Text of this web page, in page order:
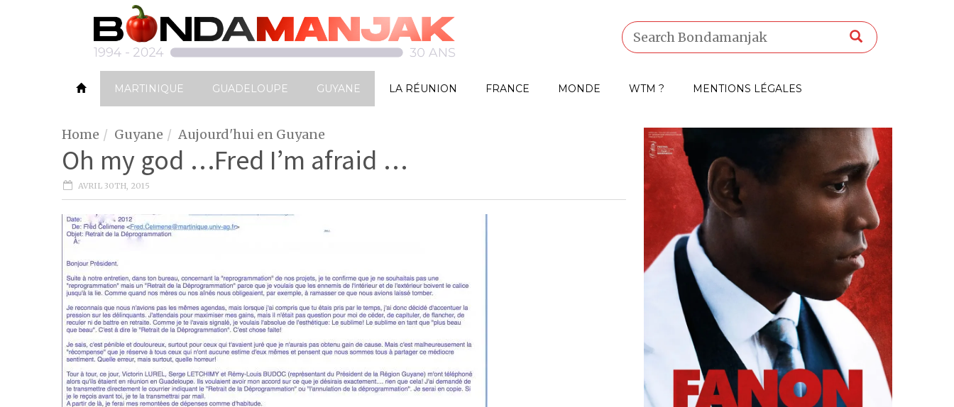
MARTINIQUE GUADELOUPE GUYANE LA RÉUNION FRANCE MONDE WTM ? MENTIONS LÉGALES
Home Guyane Aujourd'hui en Guyane
Oh my god …Fred I’m afraid …
AVRIL 30TH, 2015